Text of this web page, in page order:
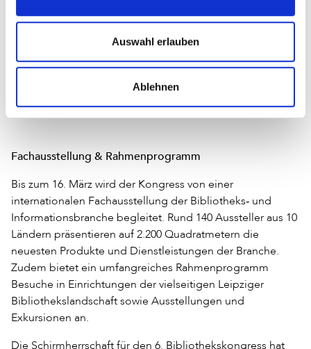
Auswahl erlauben
Ablehnen
„Der Bibliothekskongress in Leipzig wird eine erste
unser beider Länder sein, Wissen und Ideen zu teilen, um
den Transformationsprozess von Bibliotheken und ihrer
Gemeinden voranzubringen.“, betonte Sari Feldman zum
Fachausstellung & Rahmenprogramm
Bis zum 16. März wird der Kongress von einer
internationalen Fachausstellung der Bibliotheks‐ und
Informationsbranche begleitet. Rund 140 Aussteller aus 10
Ländern präsentieren auf 2.200 Quadratmetern die
neuesten Produkte und Dienstleistungen der Branche.
Zudem bietet ein umfangreiches Rahmenprogramm
Besuche in Einrichtungen der vielseitigen Leipziger
Bibliothekslandschaft sowie Ausstellungen und
Exkursionen an.
Die Schirmherrschaft für den 6. Bibliothekskongress hat